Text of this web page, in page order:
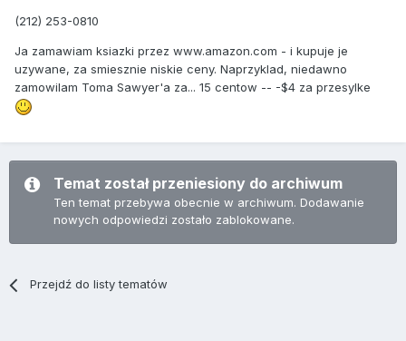
(212) 253-0810
Ja zamawiam ksiazki przez www.amazon.com - i kupuje je
uzywane, za smiesznie niskie ceny. Naprzyklad, niedawno
zamowilam Toma Sawyer'a za... 15 centow -- -$4 za przesylke
Temat został przeniesiony do archiwum
Ten temat przebywa obecnie w archiwum. Dodawanie
nowych odpowiedzi zostało zablokowane.
Przejdź do listy tematów